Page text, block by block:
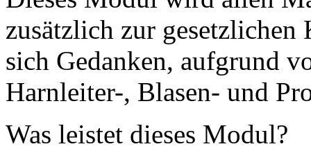
zusätzlich zur gesetzlichen
sich Gedanken, aufgrund
Harnleiter-, Blasen- und
Was leistet dieses Modul?